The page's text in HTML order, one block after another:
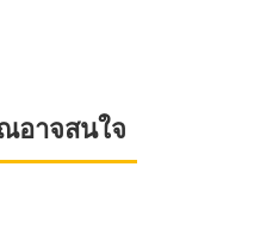
อาจสนใจ